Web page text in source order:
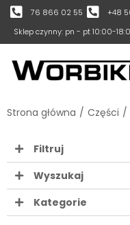
76 866 02 55 +48
Sklep czynny: pn - pt 10:00-
Strona główna / Części /
Filtruj
Wyszukaj
Kategorie